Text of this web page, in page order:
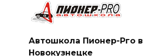
Автошкола Пионер-Рго в
Новокузнецке